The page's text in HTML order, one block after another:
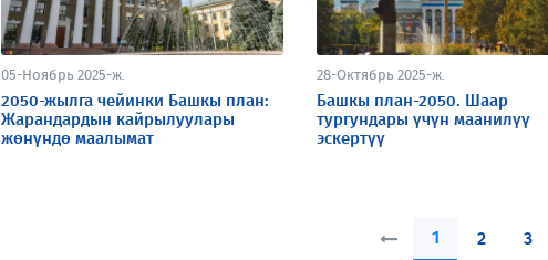
05-Ноябрь 2025-ж.
2050-жылга чейинки Башкы план:
Жарандардын кайрылуулары
жөнүндө маалымат
28-Октябрь 2025-ж.
Башкы план-2050. Шаар
тургундары үчүн маанилүү
эскертүү
1 2 3